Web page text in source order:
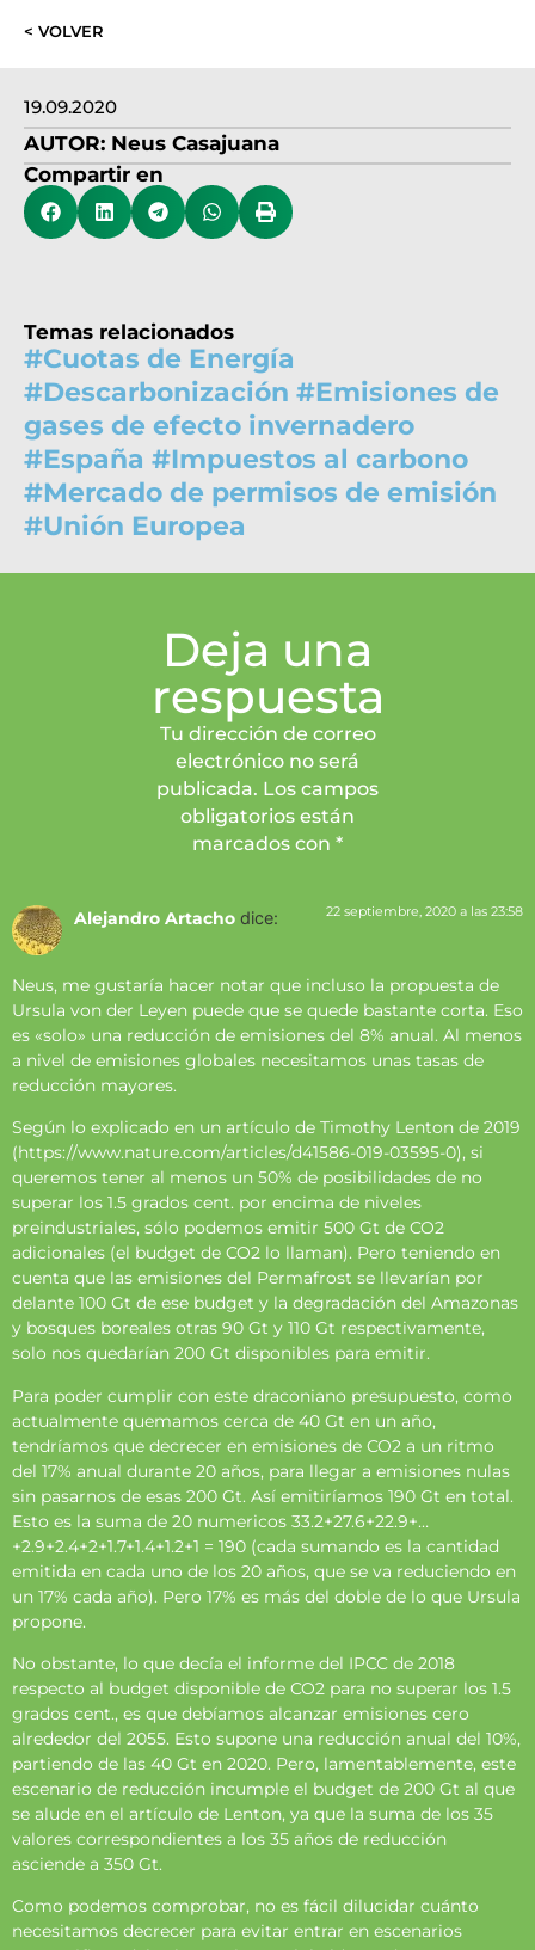
19.09.2020
AUTOR: Neus Casajuana
Compartir en
Temas relacionados
#Cuotas de Energía
#Descarbonización #Emisiones de
gases de efecto invernadero
#España #Impuestos al carbono
#Mercado de permisos de emisión
#Unión Europea
< VOLVER
Deja una
respuesta
Tu dirección de correo
electrónico no será
publicada. Los campos
obligatorios están
marcados con *
Alejandro Artacho dice: 22 septiembre, 2020 a las 23:58
Neus, me gustaría hacer notar que incluso la propuesta de
Ursula von der Leyen puede que se quede bastante corta. Eso
es «solo» una reducción de emisiones del 8% anual. Al menos
a nivel de emisiones globales necesitamos unas tasas de
reducción mayores.
Según lo explicado en un artículo de Timothy Lenton de 2019
(https://www.nature.com/articles/d41586-019-03595-0), si
queremos tener al menos un 50% de posibilidades de no
superar los 1.5 grados cent. por encima de niveles
preindustriales, sólo podemos emitir 500 Gt de CO2
adicionales (el budget de CO2 lo llaman). Pero teniendo en
cuenta que las emisiones del Permafrost se llevarían por
delante 100 Gt de ese budget y la degradación del Amazonas
y bosques boreales otras 90 Gt y 110 Gt respectivamente,
solo nos quedarían 200 Gt disponibles para emitir.
Para poder cumplir con este draconiano presupuesto, como
actualmente quemamos cerca de 40 Gt en un año,
tendríamos que decrecer en emisiones de CO2 a un ritmo
del 17% anual durante 20 años, para llegar a emisiones nulas
sin pasarnos de esas 200 Gt. Así emitiríamos 190 Gt en total.
Esto es la suma de 20 numericos 33.2+27.6+22.9+…
+2.9+2.4+2+1.7+1.4+1.2+1 = 190 (cada sumando es la cantidad
emitida en cada uno de los 20 años, que se va reduciendo en
un 17% cada año). Pero 17% es más del doble de lo que Ursula
propone.
No obstante, lo que decía el informe del IPCC de 2018
respecto al budget disponible de CO2 para no superar los 1.5
grados cent., es que debíamos alcanzar emisiones cero
alrededor del 2055. Esto supone una reducción anual del 10%,
partiendo de las 40 Gt en 2020. Pero, lamentablemente, este
escenario de reducción incumple el budget de 200 Gt al que
se alude en el artículo de Lenton, ya que la suma de los 35
valores correspondientes a los 35 años de reducción
asciende a 350 Gt.
Como podemos comprobar, no es fácil dilucidar cuánto
necesitamos decrecer para evitar entrar en escenarios